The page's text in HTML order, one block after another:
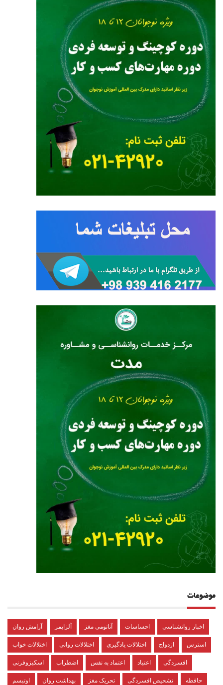
موضوعات
آرامش روان آلزایمر آناتومی مغز احساسات اخبار روانشناسی
اختلالات خواب اختلالات روانی اختلالات یادگیری ازدواج استرس
اسکیزوفرنی اضطراب اعتماد به نفس اعتیاد افسردگی
اوتیسم بهداشت روان تحریک مغز تشخیص افسردگی حافظه